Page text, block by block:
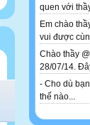
quen với
Em chào
vui được
Chào thầy
28/07/14.
- Cho dù
thế nào...